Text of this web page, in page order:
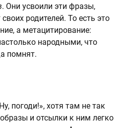
. Они усвоили эти фразы,
родителей. То есть это
а метацитирование:
народными, что
помнят.
погоди!», хотя там не так
и отсылки к ним легко